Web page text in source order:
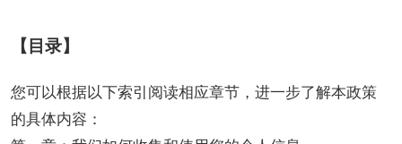
【目录】
您可以根据以下索引阅读相应章节，进一步了解本政策
的具体内容：